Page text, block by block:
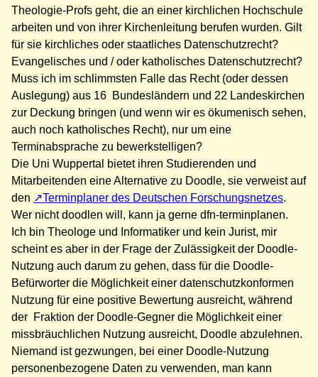
Theologie-Profs geht, die an einer kirchlichen Hochschule
arbeiten und von ihrer Kirchenleitung berufen wurden. Gilt
für sie kirchliches oder staatliches Datenschutzrecht?
Evangelisches und / oder katholisches Datenschutzrecht?
Muss ich im schlimmsten Falle das Recht (oder dessen
Auslegung) aus 16 Bundesländern und 22 Landeskirchen
zur Deckung bringen (und wenn wir es ökumenisch sehen,
auch noch katholisches Recht), nur um eine
Terminabsprache zu bewerkstelligen?
Die Uni Wuppertal bietet ihren Studierenden und
Mitarbeitenden eine Alternative zu Doodle, sie verweist auf
den
Terminplaner des Deutschen Forschungsnetzes.
Wer nicht doodlen will, kann ja gerne dfn-terminplanen.
Ich bin Theologe und Informatiker und kein Jurist, mir
scheint es aber in der Frage der Zulässigkeit der Doodle-
Nutzung auch darum zu gehen, dass für die Doodle-
Befürworter die Möglichkeit einer datenschutzkonformen
Nutzung für eine positive Bewertung ausreicht, während
der Fraktion der Doodle-Gegner die Möglichkeit einer
missbräuchlichen Nutzung ausreicht, Doodle abzulehnen.
Niemand ist gezwungen, bei einer Doodle-Nutzung
personenbezogene Daten zu verwenden, man kann